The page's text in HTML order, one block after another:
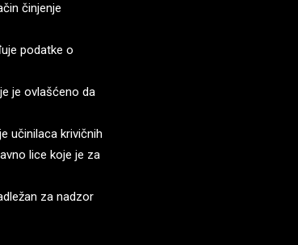
činjenje
podatke o
je ovlašćeno da
učinilaca krivičnih
lice koje je za
za nadzor